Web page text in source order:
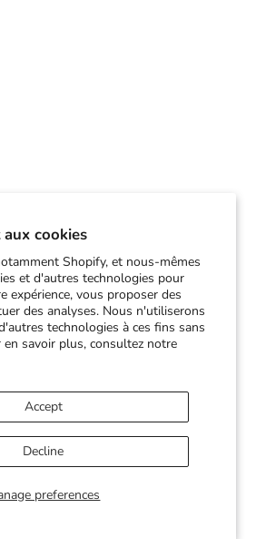
cookies
Shopify, et nous-mêmes
et d'autres technologies pour
expérience, vous proposer des
des analyses. Nous n'utiliserons
technologies à ces fins sans
en savoir plus, consultez notre
preferences
Accept
Decline